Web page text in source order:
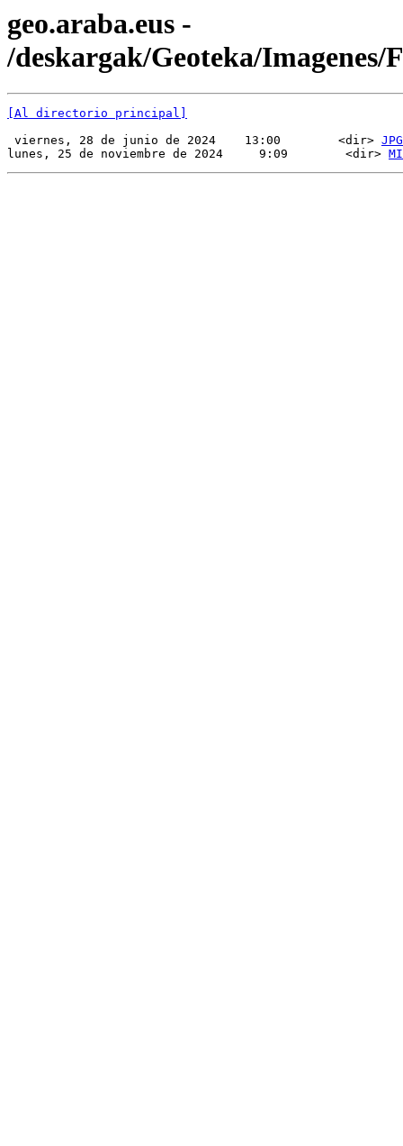
geo.araba.eus -
/deskargak/Geoteka/Imagenes/
[Al directorio principal]
viernes, 28 de junio de 2024    13:00        <dir> JPG
lunes, 25 de noviembre de 2024     9:09        <dir>